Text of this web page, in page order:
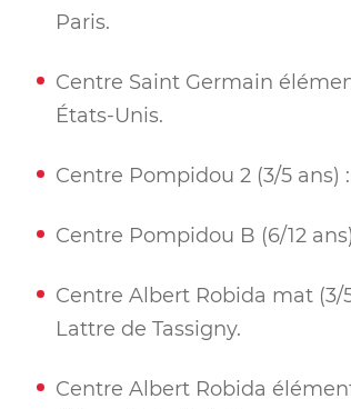
Paris.
Centre Saint Germain
États-Unis.
Centre Pompidou 2 (3/5
Centre Pompidou B (6/12
Centre Albert Robida mat
Lattre de Tassigny.
Centre Albert Robida